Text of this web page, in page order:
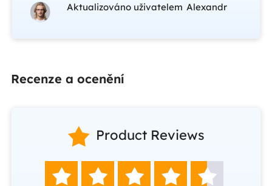
Aktualizováno uživatelem Alexandr
Recenze a ocenění
 Product Reviews
    